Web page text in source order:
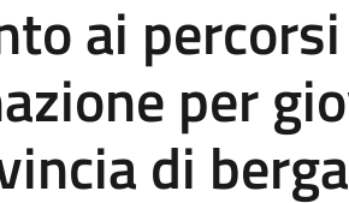
ai
per
di